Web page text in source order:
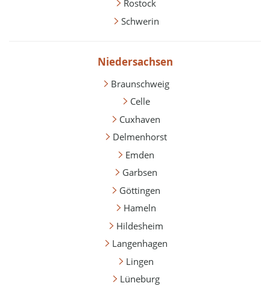
Rostock
Schwerin
Niedersachsen
Braunschweig
Celle
Cuxhaven
Delmenhorst
Emden
Garbsen
Göttingen
Hameln
Hildesheim
Langenhagen
Lingen
Lüneburg